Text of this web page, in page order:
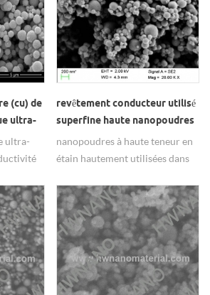
(cu) de
ultra-
ultra-
revêtement conducteur utilisé
superfine haute nanopoudres
d'étain actif
nanopoudres à haute teneur en
étain hautement utilisées dans